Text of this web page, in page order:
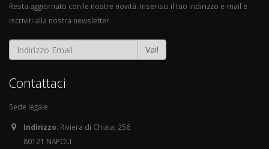
Resta aggiornato con le nostre novità. Inserisci il tuo indirizzo e-mail e
iscriviti alla nostra newsletter.
Vai!
Contattaci
Sede legale
Indirizzo: Riviera di Chiaia, 256
80121 NAPOLI